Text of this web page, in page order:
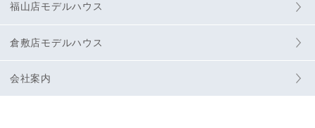
福山店モデルハウス
倉敷店モデルハウス
会社案内